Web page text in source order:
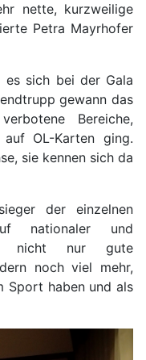
nette, kurzweilige
Petra Mayrhofer
es sich bei der Gala
gewann das
Bereiche,
auf OL-Karten ging.
sie kennen sich da
der einzelnen
nationaler und
nicht nur gute
noch viel mehr,
Sport haben und als